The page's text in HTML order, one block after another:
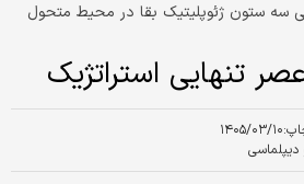
سه ستون ژئوپلیتیک بقا در محیط متحول
تنهایی استراتژیک
۱۴۰۵/۰۳/۱۰
دیپلماسی